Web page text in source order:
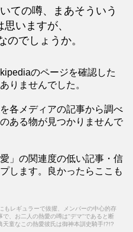
ての噂、まあそういう
いますが、
のでしょうか。
のページを確認した
りませんでした。
各メディアの記事から調べ
ある物が見つかりませんで
」の関連度の低い記事・信
します。良かったらここも
レギュラーで抜擢、メンバーの中心的存
、お二人の熱愛の噂は''デマ''であると断
童なこの熱愛彼氏は御神本訓史騎手!?!?